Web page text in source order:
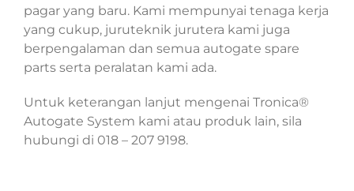
pagar yang baru. Kami mempunyai tenaga kerja
yang cukup, juruteknik jurutera kami juga
berpengalaman dan semua autogate spare
parts serta peralatan kami ada.
Untuk keterangan lanjut mengenai Tronica®
Autogate System kami atau produk lain, sila
hubungi di 018 – 207 9198.